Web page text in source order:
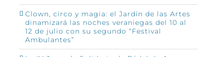
Clown, circo y magia: el Jardín de las Artes
dinamizará las noches veraniegas del 10 al
12 de julio con su segundo “Festival
Ambulantes”